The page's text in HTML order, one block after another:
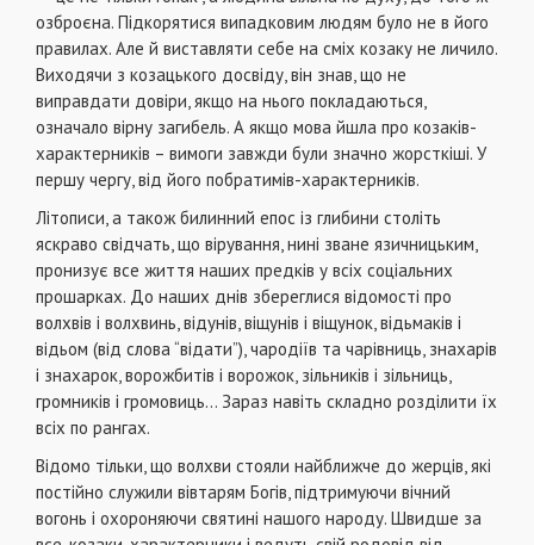
озброєна. Підкорятися випадковим людям було не в його
правилах. Але й виставляти себе на сміх козаку не личило.
Виходячи з козацького досвіду, він знав, що не
виправдати довіри, якщо на нього покладаються,
означало вірну загибель. А якщо мова йшла про козаків-
характерників – вимоги завжди були значно жорсткіші. У
першу чергу, від його побратимів-характерників.
Літописи, а також билинний епос із глибини століть
яскраво свідчать, що вірування, нині зване язичницьким,
пронизує все життя наших предків у всіх соціальних
прошарках. До наших днів збереглися відомості про
волхвів і волхвинь, відунів, віщунів і віщунок, відьмаків і
відьом (від слова “відати”), чародіїв та чарівниць, знахарів
і знахарок, ворожбитів і ворожок, зільників і зільниць,
громників і громовиць… Зараз навіть складно розділити їх
всіх по рангах.
Відомо тільки, що волхви стояли найближче до жерців, які
постійно служили вівтарям Богів, підтримуючи вічний
вогонь і охороняючи святині нашого народу. Швидше за